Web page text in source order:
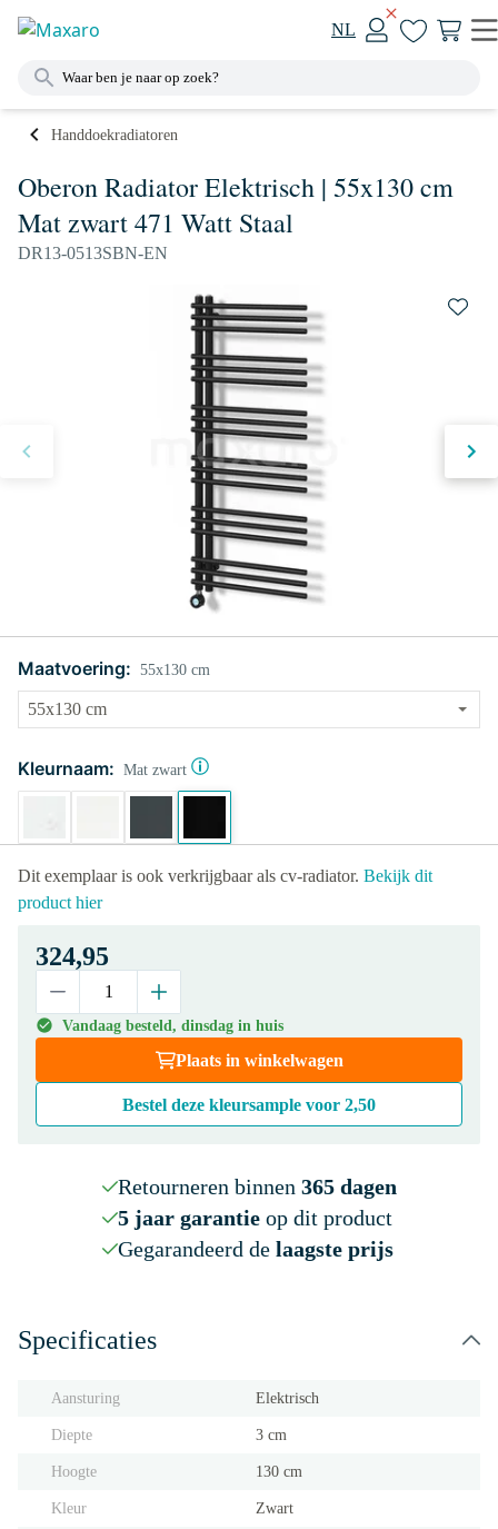
NL
Handdoekradiatoren
Oberon Radiator Elektrisch | 55x130 cm
Mat zwart 471 Watt Staal
DR13-0513SBN-EN
Maatvoering: 55x130 cm
Kleurnaam: Mat zwart
Dit exemplaar is ook verkrijgbaar als cv-radiator. Bekijk dit
product hier
324,95
Vandaag besteld, dinsdag in huis
Plaats in winkelwagen
Bestel deze kleursample voor 2,50
Retourneren binnen 365 dagen
5 jaar garantieop dit product
Gegarandeerd de laagste prijs
Specificaties
Aansturing Elektrisch
Diepte 3 cm
Hoogte 130 cm
Kleur Zwart